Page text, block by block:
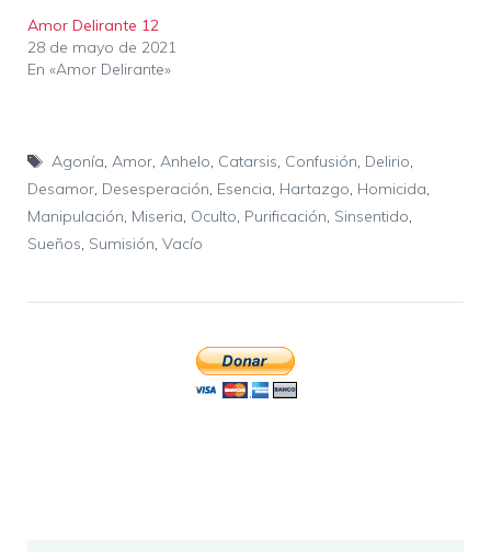
Amor Delirante 12
28 de mayo de 2021
En «Amor Delirante»
Etiquetas
Agonía, Amor, Anhelo, Catarsis, Confusión, Delirio,
Desamor, Desesperación, Esencia, Hartazgo, Homicida,
Manipulación, Miseria, Oculto, Purificación, Sinsentido,
Sueños, Sumisión, Vacío